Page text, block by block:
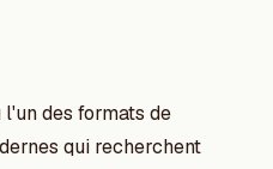
des formats de
qui recherchent